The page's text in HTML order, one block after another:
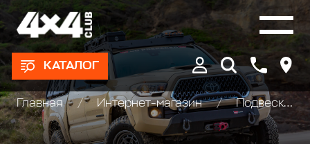
КАТАЛОГ
Главная Интернет-магазин Подвеска/Лифт комплекты